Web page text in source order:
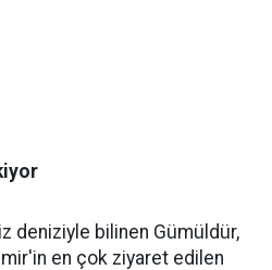
deniziyle bilinen Gümüldür,
en çok ziyaret edilen